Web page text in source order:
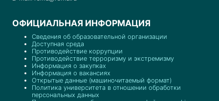
ОФИЦИАЛЬНАЯ ИНФОРМАЦИЯ
Сведения об образовательной организации
Доступная среда
Противодействие коррупции
Противодействие терроризму и экстремизму
Информация о закупках
Информация о вакансиях
Открытые данные (машиночитаемый формат)
Политика университета в отношении обработки
персональных данных